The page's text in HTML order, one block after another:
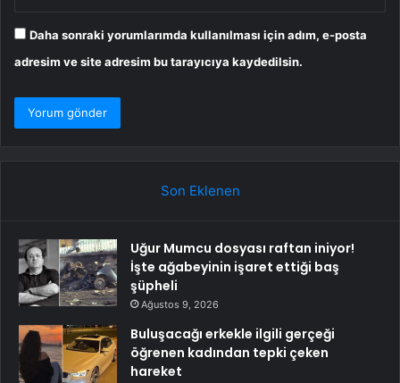
Daha sonraki yorumlarımda kullanılması için adım, e-posta
adresim ve site adresim bu tarayıcıya kaydedilsin.
Son Eklenen
Uğur Mumcu dosyası raftan iniyor!
İşte ağabeyinin işaret ettiği baş
şüpheli
Ağustos 9, 2026
Buluşacağı erkekle ilgili gerçeği
öğrenen kadından tepki çeken
hareket